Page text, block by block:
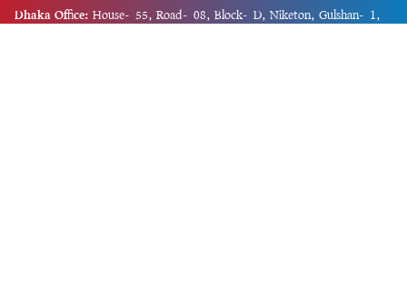
Dhaka Office: House-55, Road-08, Block-D, Niketon, Gulshan-1,